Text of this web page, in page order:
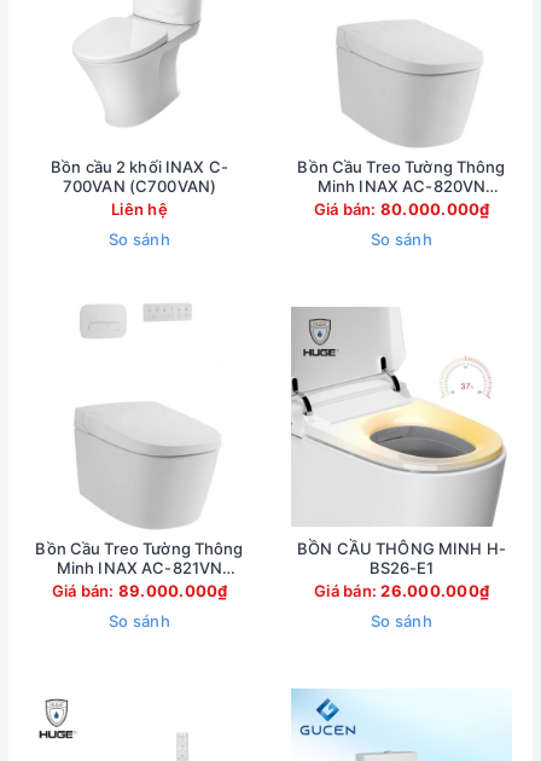
Bồn cầu 2 khối INAX C-
700VAN (C700VAN)
Liên hệ
So sánh
Bồn Cầu Treo Tường Thông
Minh INAX AC-820VN
(AC820VN)
Giá bán: 80.000.000₫
So sánh
Bồn Cầu Treo Tường Thông
Minh INAX AC-821VN
(AC821VN)
Giá bán: 89.000.000₫
So sánh
BỒN CẦU THÔNG MINH H-
BS26-E1
Giá bán:26.000.000₫
So sánh